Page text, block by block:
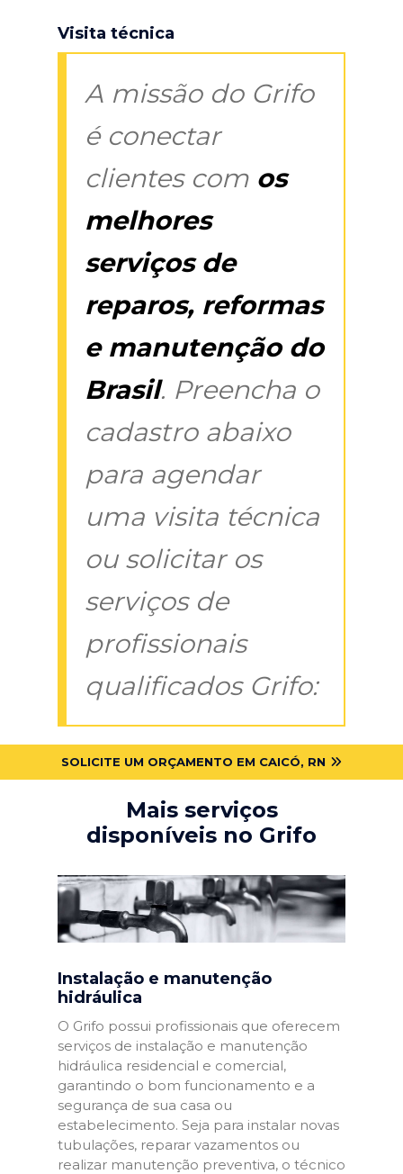
Visita técnica
A missão do Grifo
é conectar
clientes com os
melhores
serviços de
reparos, reformas
e manutenção do
Brasil. Preencha o
cadastro abaixo
para agendar
uma visita técnica
ou solicitar os
serviços de
profissionais
qualificados Grifo:
SOLICITE UM ORÇAMENTO EM CAICÓ, RN
Mais serviços
disponíveis no Grifo
Instalação e manutenção
hidráulica
O Grifo possui profissionais que oferecem
serviços de instalação e manutenção
hidráulica residencial e comercial,
garantindo o bom funcionamento e a
segurança de sua casa ou
estabelecimento. Seja para instalar novas
tubulações, reparar vazamentos ou
realizar manutenção preventiva, o técnico